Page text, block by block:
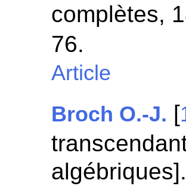
complètes,
76.
Article
Broch O.-J. [
algébriques].